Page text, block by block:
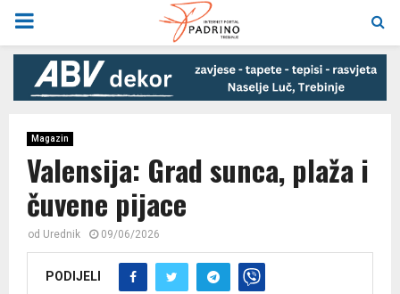
PRIMARY
MENU
Magazin
Valensija: Grad sunca, plaža i
čuvene pijace
od Urednik 09/06/2026
PODIJELI